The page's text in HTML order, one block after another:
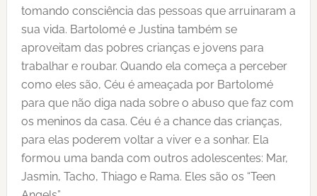
tomando consciência das pessoas que arruinaram a
sua vida. Bartolomé e Justina também se
aproveitam das pobres crianças e jovens para
trabalhar e roubar. Quando ela começa a perceber
como eles são, Céu é ameaçada por Bartolomé
para que não diga nada sobre o abuso que faz com
os meninos da casa. Céu é a chance das crianças,
para elas poderem voltar a viver e a sonhar. Ela
formou uma banda com outros adolescentes: Mar,
Jasmin, Tacho, Thiago e Rama. Eles são os “Teen